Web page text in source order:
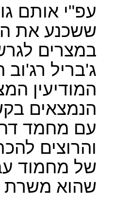
עפ"י אותם
ששכנע את
במצרים
ג'בריל רג'וב
המודיעין
הנמצאים
עם מחמד
והרוצים
של מחמוד
שהוא